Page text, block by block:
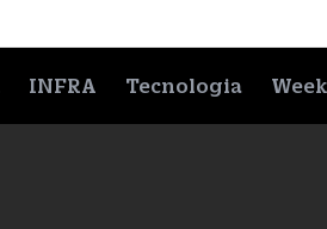
INFRA Tecnologia